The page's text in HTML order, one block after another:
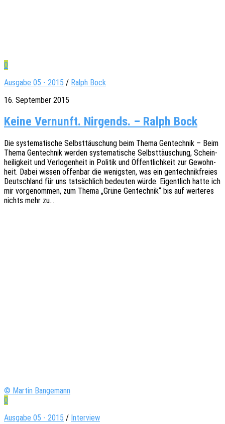
0
Ausgabe 05 - 2015 / Ralph Bock
16. September 2015
Keine Vernunft. Nirgends. – Ralph Bock
Die syste­ma­ti­sche Selbst­täu­schung beim Thema Gentech­nik – Beim
Thema Gentech­nik werden syste­ma­ti­sche Selbst­täu­schung, Schein­
hei­lig­keit und Verlo­gen­heit in Poli­tik und Öffent­lich­keit zur Gewohn­
heit. Dabei wissen offen­bar die wenigs­ten, was ein gentech­nik­frei­es
Deutsch­land für uns tatsäch­lich bedeu­ten würde. Eigent­lich hatte ich
mir vorge­nom­men, zum Thema „Grüne Gentech­nik“ bis auf weite­res
nichts mehr zu…
© Martin Bangemann
0
Ausgabe 05 - 2015 / Interview